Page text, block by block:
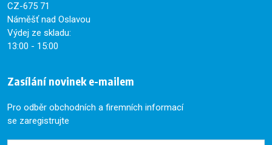
CZ-675 71
Náměšť nad Oslavou
Výdej ze skladu:
13:00 - 15:00
Zasílání novinek e-mailem
Pro odběr obchodních a firemních informací
se zaregistrujte